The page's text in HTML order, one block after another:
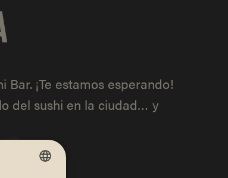
¡Te estamos esperando!
del sushi en la ciudad… y